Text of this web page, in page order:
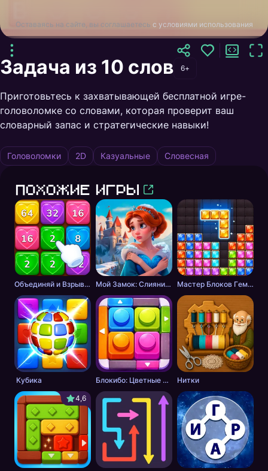
Оставаясь на сайте, вы соглашаетесь с условиями использования
Задача из 10 слов 6+
Приготовьтесь к захватывающей бесплатной игре-
головоломке со словами, которая проверит ваш
словарный запас и стратегические навыки!
Головоломки 2D Казуальные Словесная
Похожие игры
Объединяй и Взрывай + 2048 Мой Замок: Слияние и История Мастер Блоков Гeм Пазл
Кубика Блокибо: Цветные блоки
Нитки
4,6